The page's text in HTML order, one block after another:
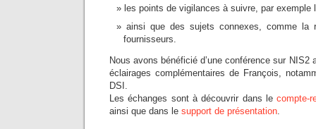
les points de vigilances à suivre, par exemple
ainsi que des sujets connexes, comme la
fournisseurs.
Nous avons bénéficié d’une conférence sur NIS2
éclairages complémentaires de François,
DSI.
Les échanges sont à découvrir dans lecompte-
ainsi que dans le support de présentation.